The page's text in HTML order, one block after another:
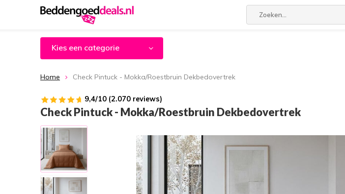
Kies een categorie
Home Check Pintuck - Mokka/Roestbruin Dekbedovertrek
9,4/10 (2.070 reviews)
Check Pintuck - Mokka/Roestbruin Dekbedovertrek